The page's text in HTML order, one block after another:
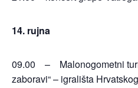
14. rujna
09.00 – Malonogometni
zaboravi“ – igrališta